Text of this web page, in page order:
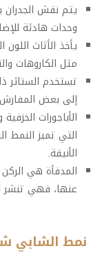
يتم نقش الجدران
وحدات هادئة
يأخذ الأثاث
مثل الكاروهات
تستخدم الستائر
إلى بعض
الأباجورات
التي تميز النمط
الأنيقة.
المدفأة هي
عنها، فهي تنشر
نمط الشابي